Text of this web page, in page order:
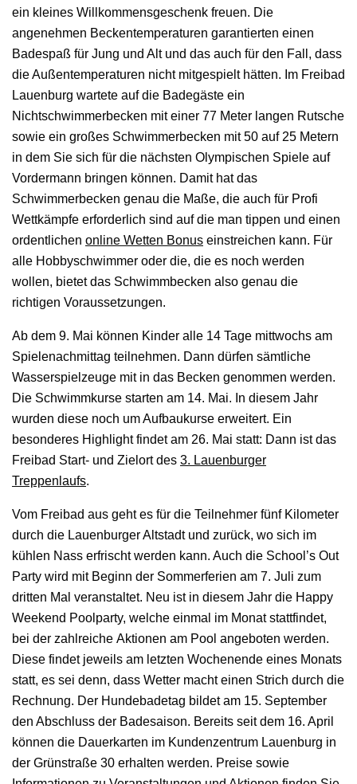
ein kleines Willkommensgeschenk freuen. Die
angenehmen Beckentemperaturen garantierten einen
Badespaß für Jung und Alt und das auch für den Fall, dass
die Außentemperaturen nicht mitgespielt hätten. Im Freibad
Lauenburg wartete auf die Badegäste ein
Nichtschwimmerbecken mit einer 77 Meter langen Rutsche
sowie ein großes Schwimmerbecken mit 50 auf 25 Metern
in dem Sie sich für die nächsten Olympischen Spiele auf
Vordermann bringen können. Damit hat das
Schwimmerbecken genau die Maße, die auch für Profi
Wettkämpfe erforderlich sind auf die man tippen und einen
ordentlichen online Wetten Bonus einstreichen kann. Für
alle Hobbyschwimmer oder die, die es noch werden
wollen, bietet das Schwimmbecken also genau die
richtigen Voraussetzungen.
Ab dem 9. Mai können Kinder alle 14 Tage mittwochs am
Spielenachmittag teilnehmen. Dann dürfen sämtliche
Wasserspielzeuge mit in das Becken genommen werden.
Die Schwimmkurse starten am 14. Mai. In diesem Jahr
wurden diese noch um Aufbaukurse erweitert. Ein
besonderes Highlight findet am 26. Mai statt: Dann ist das
Freibad Start- und Zielort des 3. Lauenburger
Treppenlaufs.
Vom Freibad aus geht es für die Teilnehmer fünf Kilometer
durch die Lauenburger Altstadt und zurück, wo sich im
kühlen Nass erfrischt werden kann. Auch die School’s Out
Party wird mit Beginn der Sommerferien am 7. Juli zum
dritten Mal veranstaltet. Neu ist in diesem Jahr die Happy
Weekend Poolparty, welche einmal im Monat stattfindet,
bei der zahlreiche Aktionen am Pool angeboten werden.
Diese findet jeweils am letzten Wochenende eines Monats
statt, es sei denn, dass Wetter macht einen Strich durch die
Rechnung. Der Hundebadetag bildet am 15. September
den Abschluss der Badesaison. Bereits seit dem 16. April
können die Dauerkarten im Kundenzentrum Lauenburg in
der Grünstraße 30 erhalten werden. Preise sowie